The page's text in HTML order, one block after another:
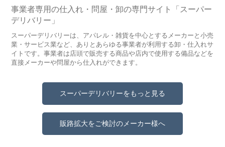
事業者専用の仕入れ・問屋・卸の専門サイト「スーパー
デリバリー」
スーパーデリバリーは、アパレル・雑貨を中心とするメーカーと小売
業・サービス業など、ありとあらゆる事業者が利用する卸・仕入れサ
イトです。事業者は店頭で販売する商品や店内で使用する備品などを
直接メーカーや問屋から仕入れができます。
スーパーデリバリーをもっと見る
販路拡大をご検討のメーカー様へ